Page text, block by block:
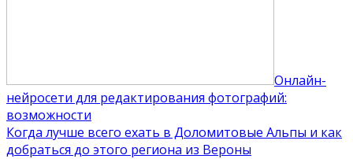
Онлайн-
нейросети для редактирования фотографий:
возможности
Когда лучше всего ехать в Доломитовые Альпы и как
добраться до этого региона из Вероны